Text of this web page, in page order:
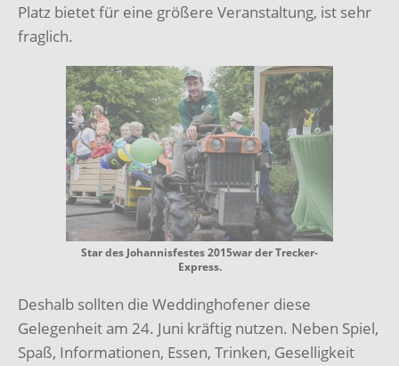
Platz bietet für eine größere Veranstaltung, ist sehr
fraglich.
Star des Johannisfestes 2015war der Trecker-
Express.
Deshalb sollten die Weddinghofener diese
Gelegenheit am 24. Juni kräftig nutzen. Neben Spiel,
Spaß, Informationen, Essen, Trinken, Geselligkeit